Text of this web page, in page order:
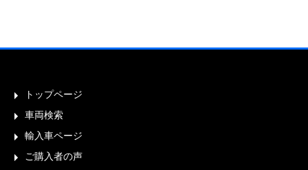
トップページ
車両検索
輸入車ページ
ご購入者の声